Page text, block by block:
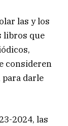
las y los
libros que
consideren
darle
2024, las